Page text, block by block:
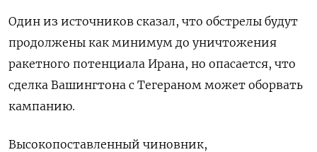
Один из источников сказал, что обстрелы будут
продолжены как минимум до уничтожения
ракетного потенциала Ирана, но опасается, что
сделка Вашингтона с Тегераном может оборвать
кампанию.
Высокопоставленный чиновник,